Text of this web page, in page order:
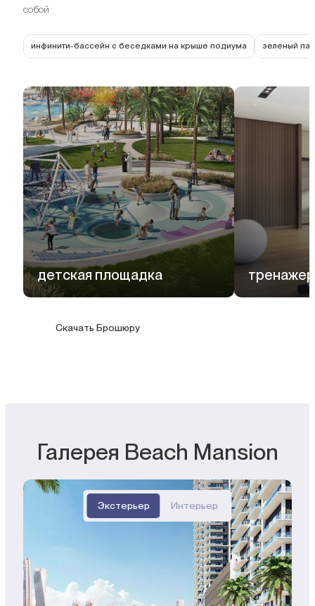
собой
детская площадка
Скачать Брошюру
инфинити-бассейн с беседками на крыше подиума зеленый
Галерея Beach Mansion
Экстерьер Интерьер